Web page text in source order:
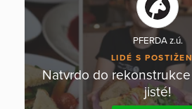
PFERDA z.ú.
LIDÉ S
Natvrdo do
jisté!